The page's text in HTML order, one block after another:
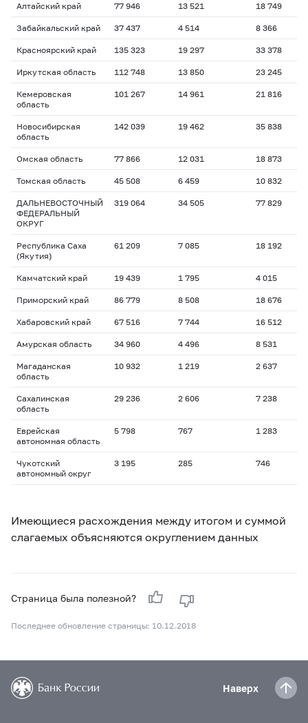
Алтайский край 77 946 13 521 18 749
Забайкальский край 37 437 4 514 8 366
Красноярский край 135 323 19 297 33 378
Иркутская область 112 748 13 850 23 245
Кемеровская
область
101 267 14 961 21 816
Новосибирская
область
142 039 19 462 35 838
Омская область 77 866 12 031 18 873
Томская область 45 508 6 459 10 832
ДАЛЬНЕВОСТОЧНЫЙ
ФЕДЕРАЛЬНЫЙ
ОКРУГ
319 064 34 505 77 829
Республика Саха
(Якутия)
61 209 7 085 18 192
Камчатский край 19 439 1 795 4 015
Приморский край 86 779 8 508 18 676
Хабаровский край 67 516 7 744 16 512
Амурская область 34 960 4 496 8 531
Магаданская
область
10 932 1 219 2 637
Сахалинская
область
29 236 2 606 7 238
Еврейская
автономная область
5 798 767 1 283
Чукотский
автономный округ
3 195 285 746
Имеющиеся расхождения между итогом и суммой
слагаемых объясняются округлением данных
Страница была полезной?
Последнее обновление страницы: 10.12.2018
Наверх